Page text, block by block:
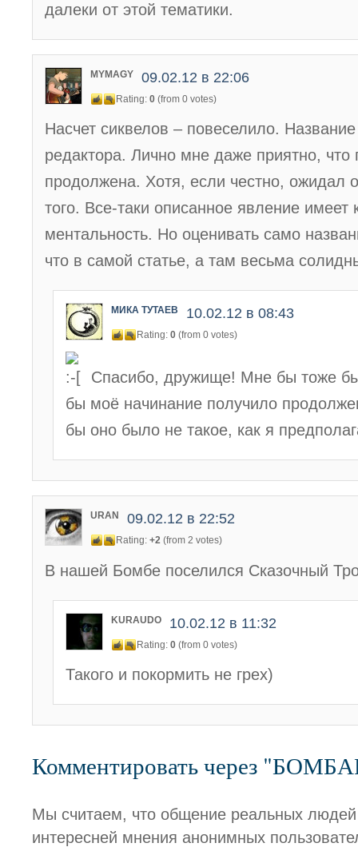
далеки от этой тематики.
MYMAGY 09.02.12 в 22:06
Rating: 0 (from 0 votes)
Насчет сиквелов – повеселило.
редактора. Лично мне даже приятно, что
продолжена. Хотя, если честно, ожидал
того. Все-таки описанное явление имеет
ментальность. Но оценивать само
что в самой статье, а там весьма
МИКА ТУТАЕВ 10.02.12 в 08:43
Rating: 0 (from 0 votes)
Спасибо, дружище! Мне бы тоже
бы моё начинание получило
бы оно было не такое, как я
URAN 09.02.12 в 22:52
Rating: +2 (from 2 votes)
В нашей Бомбе поселился Сказочный
KURAUDO 10.02.12 в 11:32
Rating: 0 (from 0 votes)
Такого и покормить не грех)
Комментировать через
Мы считаем, что общение реальных
интересней мнения анонимных